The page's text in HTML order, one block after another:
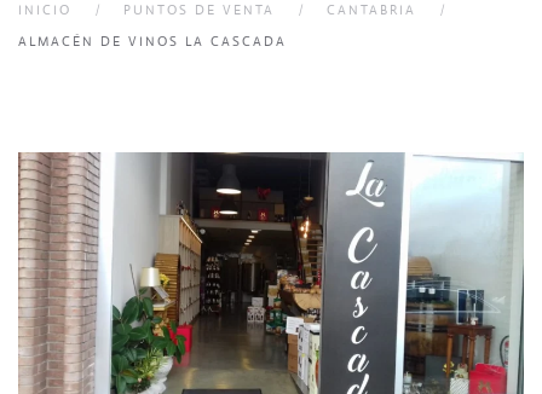
INICIO PUNTOS DE VENTA
CANTABRIA
ALMACÉN DE VINOS LA CASCADA